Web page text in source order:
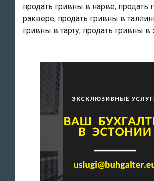
продать гривны в нарве, продать
раквере, продать гривны в
гривны в тарту, продать гривны в